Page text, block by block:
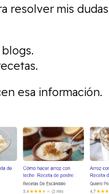
resolver mis
esa información.